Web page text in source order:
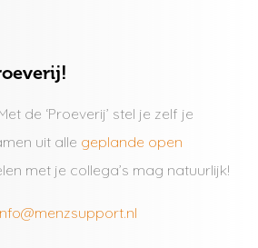
de ‘Proeverij’ stel je zelf je
uit alle geplande open
met je collega’s mag natuurlijk!